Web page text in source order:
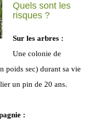
Quels sont les
risques ?
Sur les arbres :
Une colonie de
poids sec) durant sa vie
un pin de 20 ans.
: